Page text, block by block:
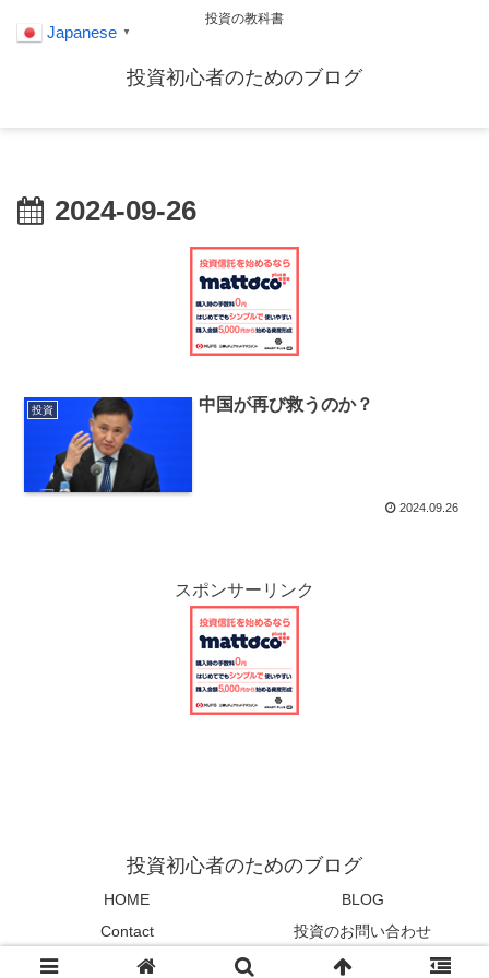
投資の教科書
投資初心者のためのブログ
2024-09-26
投資 中国が再び救うのか？
2024.09.26
スポンサーリンク
投資初心者のためのブログ
HOME
BLOG
Contact
投資のお問い合わせ
© 2023 投資初心者のためのブログ.
Japanese ▼